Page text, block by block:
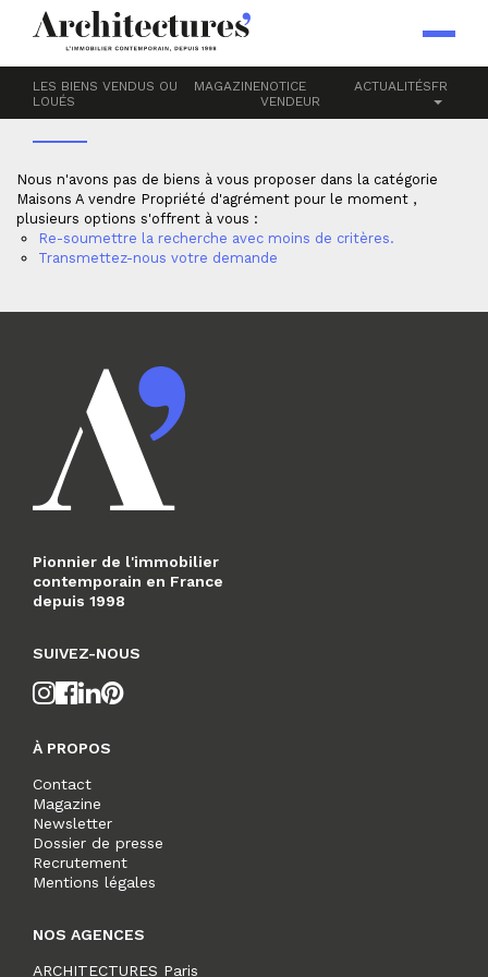
LES BIENS VENDUS OU
LOUÉS
MAGAZINENOTICE
VENDEUR
ACTUALITÉSFR
Accueil Maisons A vendre
Nous n'avons pas de biens à vous proposer dans la catégorie
Maisons A vendre Propriété d'agrément pour le moment ,
plusieurs options s'offrent à vous :
Re-soumettre la recherche avec moins de critères.
Transmettez-nous votre demande
Pionnier de l'immobilier
contemporain en France
depuis 1998
SUIVEZ-NOUS
À PROPOS
Contact
Magazine
Newsletter
Dossier de presse
Recrutement
Mentions légales
NOS AGENCES
ARCHITECTURES Paris